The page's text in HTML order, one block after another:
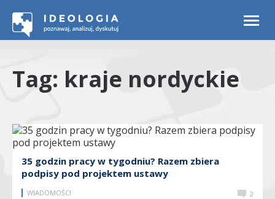
Tag: kraje nordyckie
35 godzin pracy w tygodniu? Razem zbiera
podpisy pod projektem ustawy
WIADOMOŚCI 2